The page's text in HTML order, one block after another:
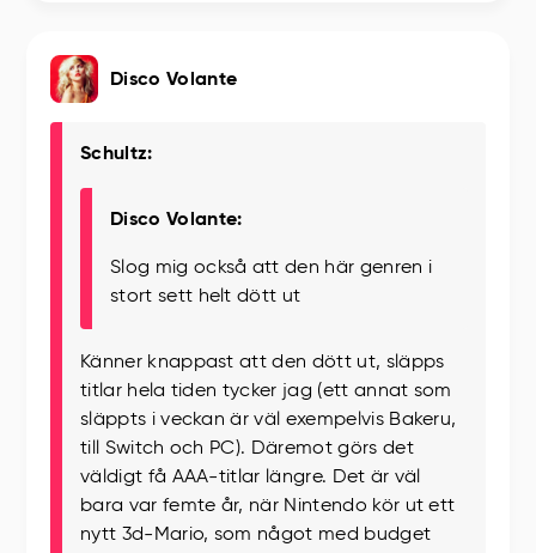
Disco Volante
Schultz:
Disco Volante:
Slog mig också att den här genren i
stort sett helt dött ut
Känner knappast att den dött ut, släpps
titlar hela tiden tycker jag (ett annat som
släppts i veckan är väl exempelvis Bakeru,
till Switch och PC). Däremot görs det
väldigt få AAA-titlar längre. Det är väl
bara var femte år, när Nintendo kör ut ett
nytt 3d-Mario, som något med budget